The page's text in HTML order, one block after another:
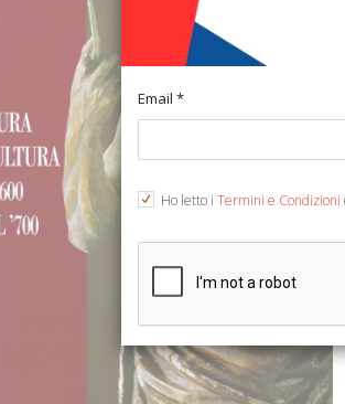
Email *
Ho letto i Termini e Condizioni